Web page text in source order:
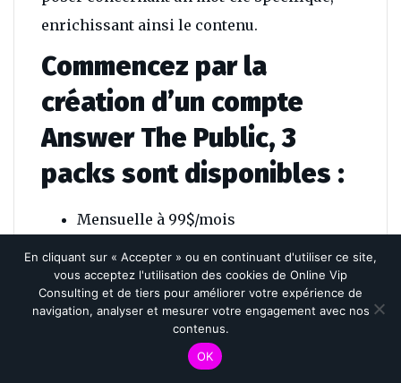
enrichissant ainsi le contenu.
Commencez par la
création d’un compte
Answer The Public, 3
packs sont disponibles :
Mensuelle à 99$/mois
Entreprise à 399$
Lancement de la recherche de keywords
(même en version gratuite), analyse des
En cliquant sur « Accepter » ou en continuant d'utiliser ce site,
vous acceptez l'utilisation des cookies de Online Vip
Consulting et de tiers pour améliorer votre expérience de
navigation, analyser et mesurer votre engagement avec nos
contenus.
OK